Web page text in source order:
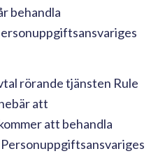
behandla
rörande tjänsten Rule
att
att behandla